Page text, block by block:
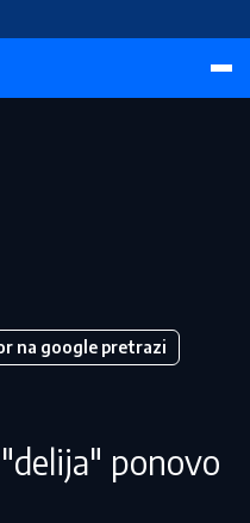
na google pretrazi
ponovo